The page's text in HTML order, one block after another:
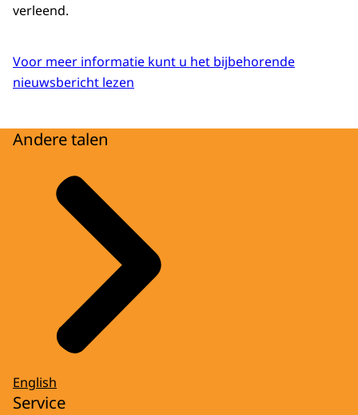
verleend.
Voor meer informatie kunt u het bijbehorende
nieuwsbericht lezen
Andere talen
English
Service